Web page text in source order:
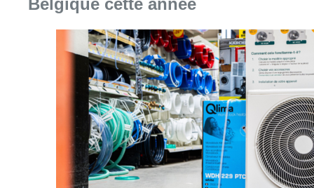
07 août 2026Consulter l'article "Canicule : un record
Le RWDM récolte déjà 100.000
euros pour financer sa
reconstruction